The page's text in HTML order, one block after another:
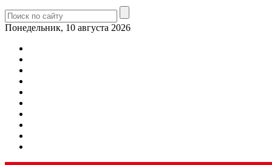
Понедельник, 10 августа 2026